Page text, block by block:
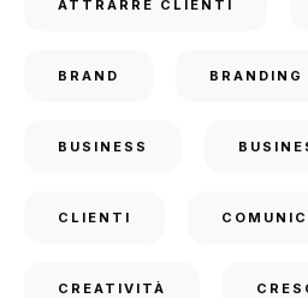
ATTRARRE CLIENTI
BRAND BRANDING
BUSINESS
CLIENTI
CREATIVITÀ